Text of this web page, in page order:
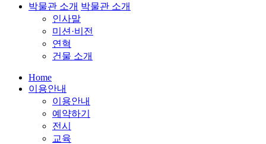
박물관 소개 박물관 소개
인사말
미션·비전
연혁
건물 소개
Home
이용안내
이용안내
예약하기
전시
교육